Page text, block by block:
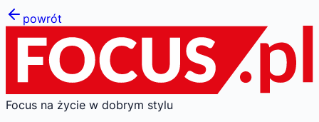
powrót
Focus na życie w dobrym stylu